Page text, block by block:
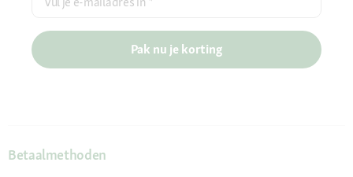
Pak nu je korting
Betaalmethoden